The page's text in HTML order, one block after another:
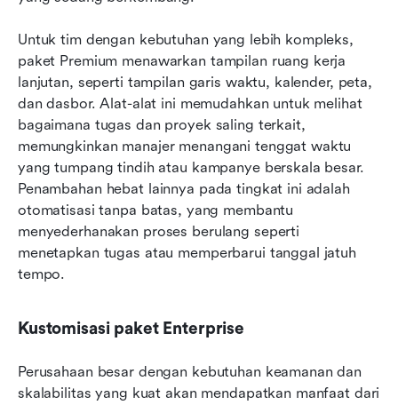
Untuk tim dengan kebutuhan yang lebih kompleks,
paket Premium menawarkan tampilan ruang kerja
lanjutan, seperti tampilan garis waktu, kalender, peta,
dan dasbor. Alat-alat ini memudahkan untuk melihat
bagaimana tugas dan proyek saling terkait,
memungkinkan manajer menangani tenggat waktu
yang tumpang tindih atau kampanye berskala besar.
Penambahan hebat lainnya pada tingkat ini adalah
otomatisasi tanpa batas, yang membantu
menyederhanakan proses berulang seperti
menetapkan tugas atau memperbarui tanggal jatuh
tempo.
Kustomisasi paket Enterprise
Perusahaan besar dengan kebutuhan keamanan dan
skalabilitas yang kuat akan mendapatkan manfaat dari